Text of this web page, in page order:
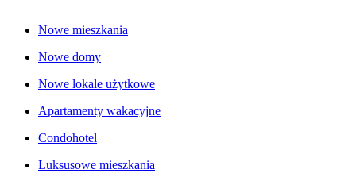
Nowe mieszkania
Nowe domy
Nowe lokale użytkowe
Apartamenty wakacyjne
Condohotel
Luksusowe mieszkania